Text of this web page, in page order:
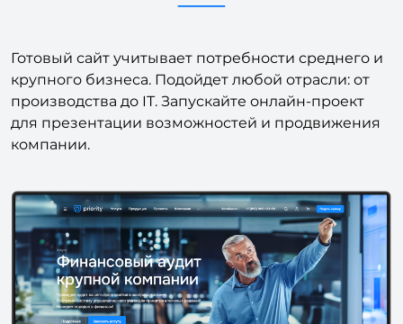
Готовый сайт учитывает потребности среднего и
крупного бизнеса. Подойдет любой отрасли: от
производства до IT. Запускайте онлайн-проект
для презентации возможностей и продвижения
компании.